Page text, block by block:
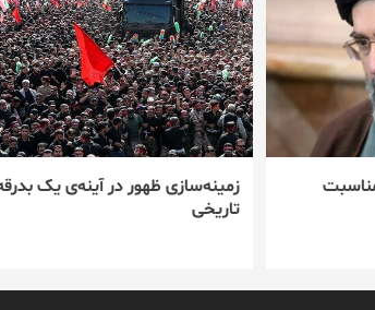
زمینه‌سازی ظهور در آینه‌ی یک
تاریخی